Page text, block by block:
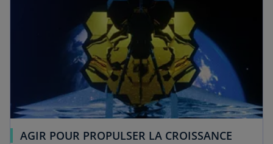
AGIR POUR PROPULSER LA CROISSANCE